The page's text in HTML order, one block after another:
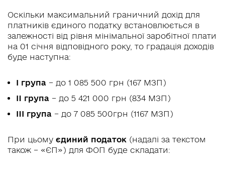
Оскільки максимальний граничний дохід для
платників єдиного податку встановлюється в
залежності від рівня мінімальної заробітної плати
на 01 січня відповідного року, то градація доходів
буде наступна:
I група – до 1 085 500 грн (167 МЗП)
II група – до 5 421 000 грн (834 МЗП)
III група – до 7 085 500грн (1167 МЗП)
При цьому єдиний податок (надалі за текстом
також – «ЄП») для ФОП буде складати: